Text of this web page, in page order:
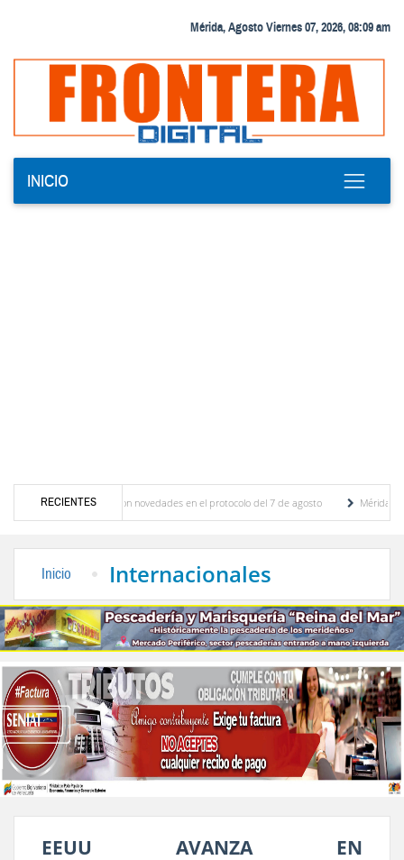
Mérida, Agosto Viernes 07, 2026, 08:09 am
INICIO
RECIENTES
y se conocieron novedades en el protocolo del 7 de agosto
Mérida territorio
Inicio Internacionales
EEUU AVANZA EN